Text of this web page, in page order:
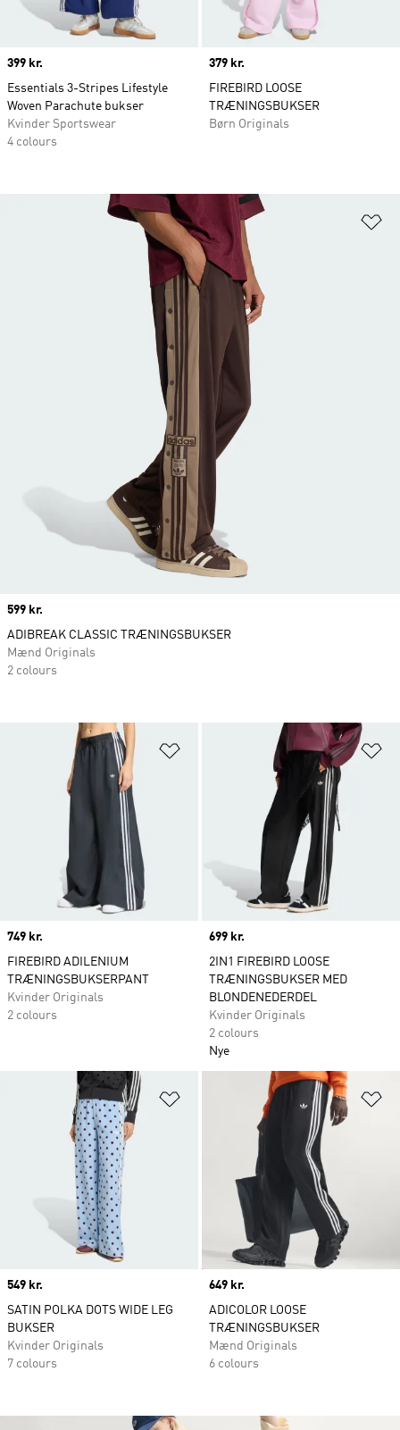
Price
399 kr.
Essentials 3-Stripes Lifestyle
Woven Parachute bukser
Kvinder Sportswear
4 colours
Price
379 kr.
FIREBIRD LOOSE
TRÆNINGSBUKSER
Børn Originals
Føj til ønskeliste
Price
749 kr.
FIREBIRD ADILENIUM
TRÆNINGSBUKSERPANT
Kvinder Originals
2 colours
Price
699 kr.
2IN1 FIREBIRD LOOSE
TRÆNINGSBUKSER MED
BLONDENEDERDEL
Kvinder Originals
2 colours
Nye
Føj til ønskeliste
Price
549 kr.
SATIN POLKA DOTS WIDE LEG
BUKSER
Kvinder Originals
7 colours
Price
649 kr.
ADICOLOR LOOSE
TRÆNINGSBUKSER
Mænd Originals
6 colours
Price
599 kr.
ADIBREAK CLASSIC TRÆNINGSBUKSER
Mænd Originals
2 colours